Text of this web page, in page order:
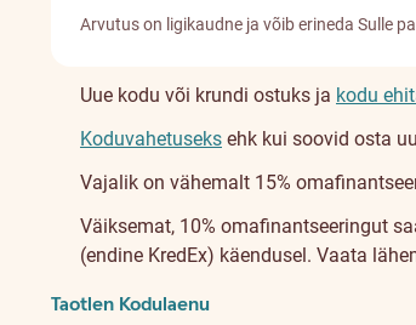
Arvutus on ligikaudne ja võib erineda Sulle
Uue kodu või krundi ostuks ja kodu
Koduvahetuseks ehk kui soovid osta
Vajalik on vähemalt 15%
Väiksemat, 10% omafinantseeringut
(endine KredEx) käendusel. Vaata
Taotlen Kodulaenu